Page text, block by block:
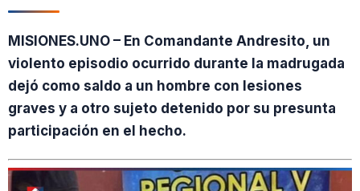
MISIONES.UNO – En Comandante Andresito, un
violento episodio ocurrido durante la madrugada
dejó como saldo a un hombre con lesiones
graves y a otro sujeto detenido por su presunta
participación en el hecho.